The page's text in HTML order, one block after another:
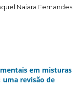
Naiara Fernandes
em misturas
uma revisão de